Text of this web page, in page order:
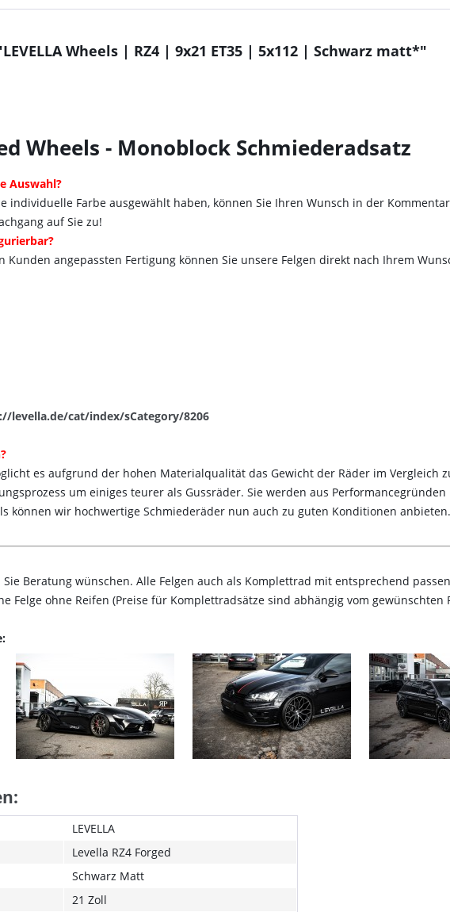
Wheels | RZ4 | 9x21 ET35 | 5x112 | Schwarz matt*"
Wheels - Monoblock Schmiederadsatz
Auswahl?
individuelle Farbe ausgewählt haben, können Sie Ihren Wunsch in der
auf Sie zu!
angepassten Fertigung können Sie unsere Felgen direkt nach Ihrem
levella.de/cat/index/sCategory/8206
es aufgrund der hohen Materialqualität das Gewicht der Räder im Vergleich
um einiges teurer als Gussräder. Sie werden aus
können wir hochwertige Schmiederäder nun auch zu guten Konditionen anbieten.
Beratung wünschen. Alle Felgen auch als Komplettrad mit entsprechend
Felge ohne Reifen (Preise für Komplettradsätze sind abhängig vom gewünschten
LEVELLA
Levella RZ4 Forged
Schwarz Matt
21 Zoll